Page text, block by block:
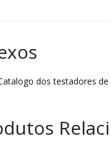
dos testadores